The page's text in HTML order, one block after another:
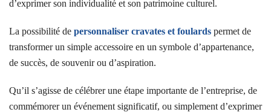
d’exprimer son individualité et son patrimoine culturel.
La possibilité de personnaliser cravates et foulards permet de
transformer un simple accessoire en un symbole d’appartenance,
de succès, de souvenir ou d’aspiration.
Qu’il s’agisse de célébrer une étape importante de l’entreprise, de
commémorer un événement significatif, ou simplement d’exprimer